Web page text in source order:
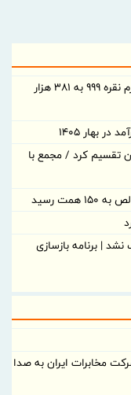
قیمت نقره امروز شنبه ۱۰ مرداد ۱۴۰۵؛ هر گرم نقره ۹۹۹ به ۳۸۱ هزار
تقسیم کرد / مجمع با
| برنامه بازسازی
مخابرات ایران به صدا